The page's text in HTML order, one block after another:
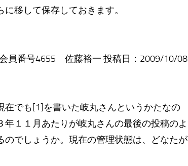
移して保存しておきます。
員番号4655 佐藤裕一 投稿日：2009/10/08
でも[1]を書いた岐丸さんというかたなの
１１月あたりが岐丸さんの最後の投稿のよ
でしょうか。現在の管理状態は、どなたが